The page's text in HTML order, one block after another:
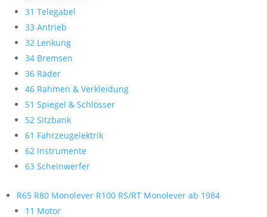
31 Telegabel
33 Antrieb
32 Lenkung
34 Bremsen
36 Räder
46 Rahmen & Verkleidung
51 Spiegel & Schlösser
52 Sitzbank
61 Fahrzeugelektrik
62 Instrumente
63 Scheinwerfer
R65 R80 Monolever R100 RS/RT Monolever ab 1984
11 Motor